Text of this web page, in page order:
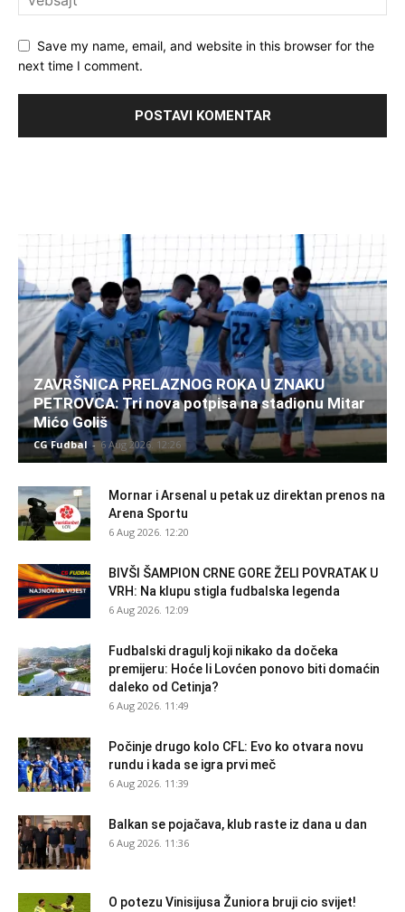
Save my name, email, and website in this browser for the
next time I comment.
ZAVRŠNICA PRELAZNOG ROKA U ZNAKU
PETROVCA: Tri nova potpisa na stadionu Mitar
Mićo Goliš
CG Fudbal - 6 Aug 2026. 12:26
Mornar i Arsenal u petak uz direktan prenos na
Arena Sportu
6 Aug 2026. 12:20
BIVŠI ŠAMPION CRNE GORE ŽELI POVRATAK U
VRH: Na klupu stigla fudbalska legenda
6 Aug 2026. 12:09
Fudbalski dragulj koji nikako da dočeka
premijeru: Hoće li Lovćen ponovo biti domaćin
daleko od Cetinja?
6 Aug 2026. 11:49
Počinje drugo kolo CFL: Evo ko otvara novu
rundu i kada se igra prvi meč
6 Aug 2026. 11:39
Balkan se pojačava, klub raste iz dana u dan
6 Aug 2026. 11:36
O potezu Vinisijusa Žuniora bruji cio svijet!